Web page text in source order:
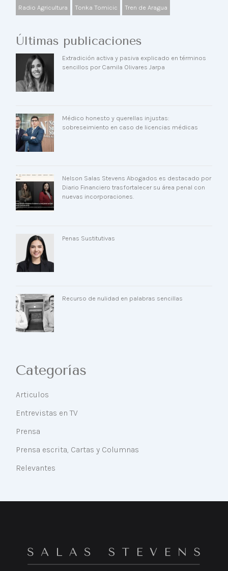
Radio Agricultura Tonka Tomicic Tren de Aragua
Últimas publicaciones
Extradición activa y pasiva explicado en términos
sencillos por Camila Olivares Jarpa
Médico honesto y querellas injustas:
sobreseimiento en caso de licencias médicas
Nelson Salas Stevens Abogados es destacado por
Diario Financiero trasfortalecer su área penal con
nuevas incorporaciones.
Penas Sustitutivas
Recurso de nulidad en palabras sencillas
Categorías
Articulos
Entrevistas en TV
Prensa
Prensa escrita, Cartas y Columnas
Relevantes